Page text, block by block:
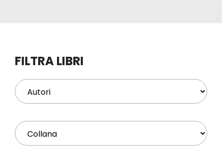
Profilo
FILTRA LIBRI